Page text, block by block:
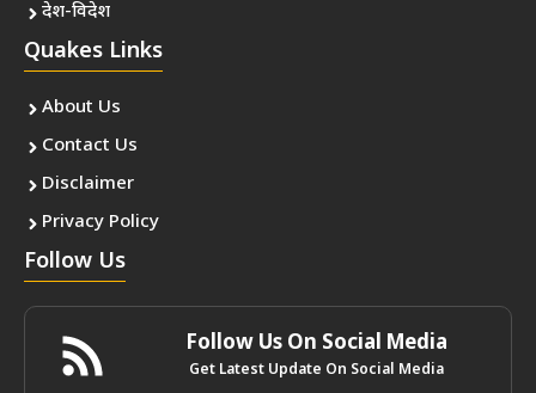
देश-विदेश
Quakes Links
About Us
Contact Us
Disclaimer
Privacy Policy
Follow Us
Follow Us On Social Media
Get Latest Update On Social Media